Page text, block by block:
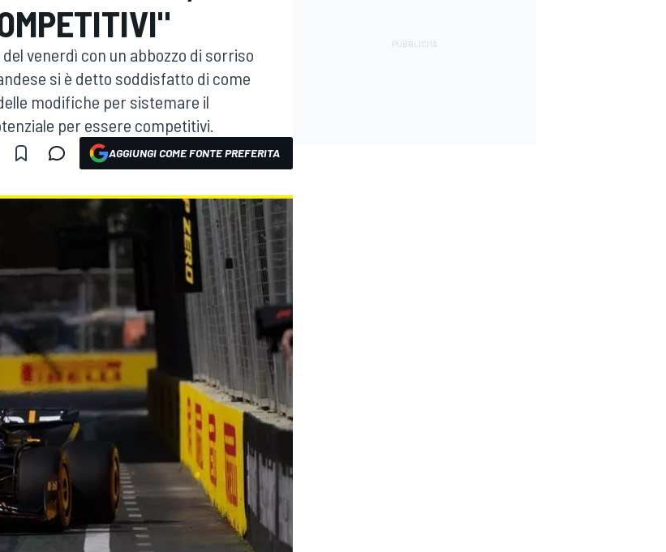
venerdì con un abbozzo di sorriso
si è detto soddisfatto di come
modifiche per sistemare il
per essere competitivi.
AGGIUNGI COME FONTE PREFERITA